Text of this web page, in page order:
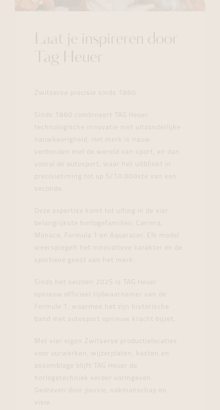
Laat je inspireren door
Tag Heuer
Zwitserse precisie sinds 1860
Sinds 1860 combineert TAG Heuer
technologische innovatie met uitzonderlijke
nauwkeurigheid. Het merk is nauw
verbonden met de wereld van sport, en dan
vooral de autosport, waar het uitblinkt in
precisietiming tot op 5/10.000ste van een
seconde.
Deze expertise komt tot uiting in de vier
belangrijkste horlogefamilies: Carrera,
Monaco, Formula 1 en Aquaracer. Elk model
weerspiegelt het innovatieve karakter en de
sportieve geest van het merk.
Sinds het seizoen 2025 is TAG Heuer
opnieuw officieel tijdwaarnemer van de
Formule 1, waarmee het zijn historische
band met autosport opnieuw kracht bijzet.
Met vier eigen Zwitserse productielocaties
voor uurwerken, wijzerplaten, kasten en
assemblage blijft TAG Heuer de
horlogetechniek verder vormgeven.
Gedreven door passie, vakmanschap en
visie.